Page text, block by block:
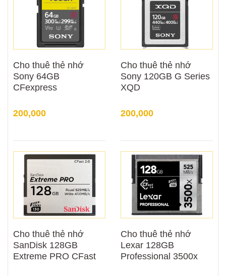
Cho thuê thẻ nhớ
Sony 64GB
CFexpress
200,000
Cho thuê thẻ nhớ
Sony 120GB G Series
XQD
200,000
Cho thuê thẻ nhớ
SanDisk 128GB
Extreme PRO CFast
Cho thuê thẻ nhớ
Lexar 128GB
Professional 3500x